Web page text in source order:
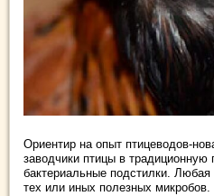
Ориентир на опыт птицеводов-
заводчики птицы в традиционную
бактериальные подстилки.
тех или иных полезных